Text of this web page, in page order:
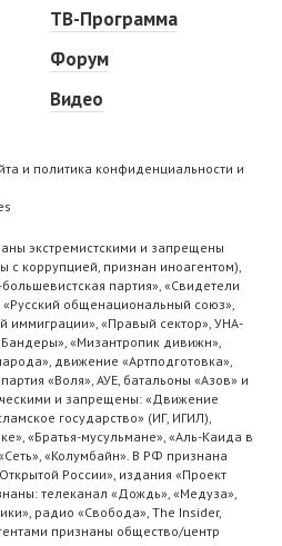
ТВ-Программа
Форум
Видео
и политика конфиденциальности и
экстремистскими и запрещены
коррупцией, признан иноагентом),
партия», «Свидетели
общенациональный союз»,
иммиграции», «Правый сектор», УНА-
«Мизантропик дивижн»,
движение «Артподготовка»,
«Воля», АУЕ, батальоны «Азов» и
и запрещены: «Движение
государство» (ИГ, ИГИЛ),
«Братья-мусульмане», «Аль-Каида в
«Колумбайн». В РФ признана
России», издания «Проект
телеканал «Дождь», «Медуза»,
радио «Свобода», The Insider,
признаны общество/центр